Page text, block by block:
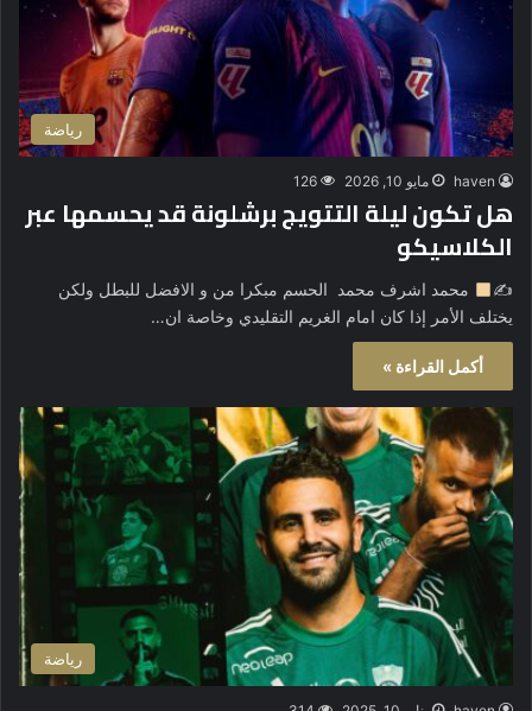
رياضة
haven مايو 10, 2026 126
هل تكون ليلة التتويج برشلونة قد يحسمها عبر
الكلاسيكو
✍
محمد اشرف محمد الحسم مبكرا من و الافضل للبطل ولكن
يختلف الأمر إذا كان امام الغريم التقليدي وخاصة ان…
أكمل القراءة »
رياضة